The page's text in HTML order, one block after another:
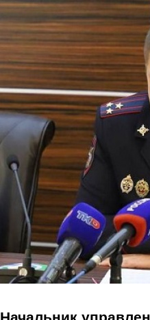
Перейти к основному содержанию